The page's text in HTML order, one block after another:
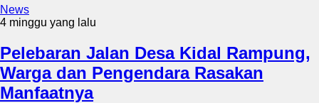
News
4 minggu yang lalu
Pelebaran Jalan Desa Kidal Rampung,
Warga dan Pengendara Rasakan
Manfaatnya